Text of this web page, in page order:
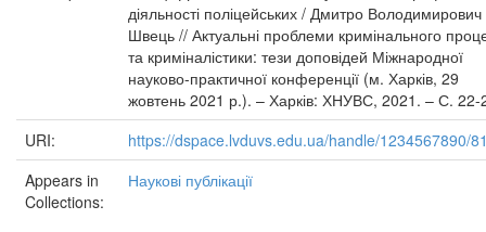
діяльності поліцейських / Дмитро Володимирович
Швець // Актуальні проблеми кримінального
та криміналістики: тези доповідей Міжнародної
науково-практичної конференції (м. Харків, 29
жовтень 2021 р.). – Харків: ХНУВС, 2021. – С. 22-
URI:
https://dspace.lvduvs.edu.ua/handle/1234567890/
Appears in
Collections:
Наукові публікації